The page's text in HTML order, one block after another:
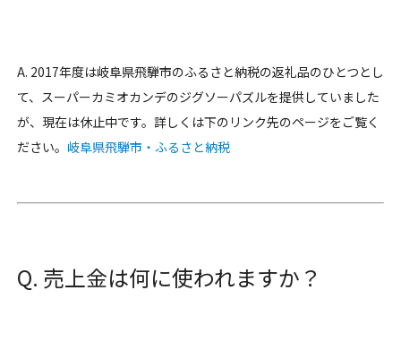
A. 2017年度は岐阜県飛騨市のふるさと納税の返礼品のひとつとし
て、スーパーカミオカンデのジグソーパズルを提供していました
が、現在は休止中です。詳しくは下のリンク先のページをご覧く
ださい。 岐阜県飛騨市・ふるさと納税
Q. 売上金は何に使われますか？